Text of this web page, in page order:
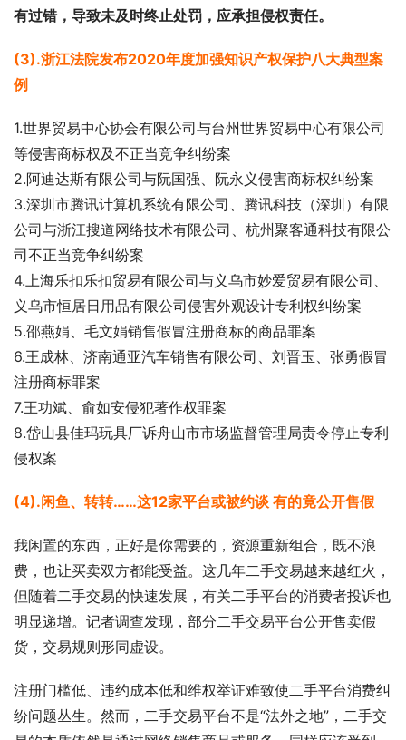
有过错，导致未及时终止处罚，应承担侵权责任。
(3).浙江法院发布2020年度加强知识产权保护八大典型案
例
1.世界贸易中心协会有限公司与台州世界贸易中心有限公司
等侵害商标权及不正当竞争纠纷案
2.阿迪达斯有限公司与阮国强、阮永义侵害商标权纠纷案
3.深圳市腾讯计算机系统有限公司、腾讯科技（深圳）有限
公司与浙江搜道网络技术有限公司、杭州聚客通科技有限公
司不正当竞争纠纷案
4.上海乐扣乐扣贸易有限公司与义乌市妙爱贸易有限公司、
义乌市恒居日用品有限公司侵害外观设计专利权纠纷案
5.邵燕娟、毛文娟销售假冒注册商标的商品罪案
6.王成林、济南通亚汽车销售有限公司、刘晋玉、张勇假冒
注册商标罪案
7.王功斌、俞如安侵犯著作权罪案
8.岱山县佳玛玩具厂诉舟山市市场监督管理局责令停止专利
侵权案
(4).闲鱼、转转……这12家平台或被约谈 有的竟公开售假
我闲置的东西，正好是你需要的，资源重新组合，既不浪
费，也让买卖双方都能受益。这几年二手交易越来越红火，
但随着二手交易的快速发展，有关二手平台的消费者投诉也
明显递增。记者调查发现，部分二手交易平台公开售卖假
货，交易规则形同虚设。
注册门槛低、违约成本低和维权举证难致使二手平台消费纠
纷问题丛生。然而，二手交易平台不是“法外之地”，二手交